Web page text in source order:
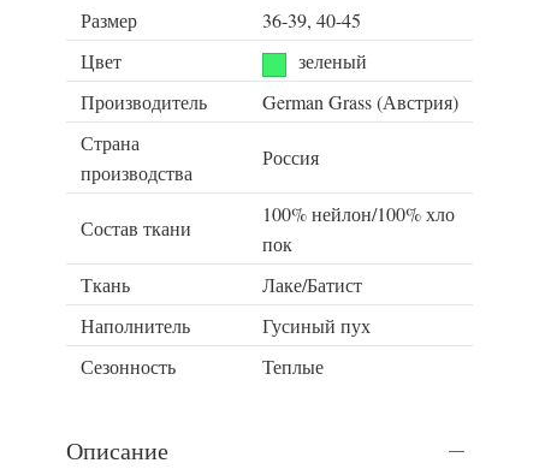
Размер
36-39, 40-45
Цвет
зеленый
Производитель
German Grass (Австрия)
Страна
производства
Россия
Состав ткани
100% нейлон/100% хло
пок
Ткань
Лаке/Батист
Наполнитель
Гусиный пух
Сезонность
Теплые
Описание